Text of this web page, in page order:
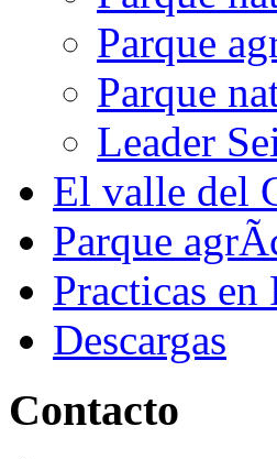
Parque
Parque
Leader
El valle del
Parque
Practicas en
Descargas
Contacto